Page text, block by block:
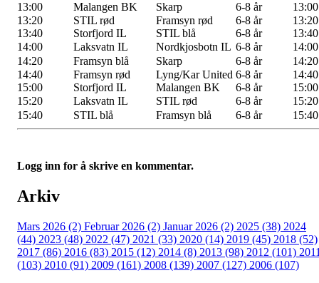
13:00
Malangen BK Skarp 6-8 år
13:00
13:20
STIL rød Framsyn rød 6-8 år
13:20
13:40
Storfjord IL STIL blå 6-8 år
13:40
14:00
Laksvatn IL Nordkjosbotn IL 6-8 år
14:00
14:20
Framsyn blå Skarp 6-8 år
14:20
14:40
Framsyn rød Lyng/Kar United 6-8 år
14:40
15:00
Storfjord IL Malangen BK 6-8 år
15:00
15:20
Laksvatn IL STIL rød 6-8 år
15:20
15:40
STIL blå Framsyn blå 6-8 år 15:40
Logg inn for å skrive en kommentar.
Arkiv
Mars 2026 (2) Februar 2026 (2) Januar 2026 (2) 2025 (38) 2024
(44) 2023 (48) 2022 (47) 2021 (33) 2020 (14) 2019 (45) 2018 (52)
2017 (86) 2016 (83) 2015 (12) 2014 (8) 2013 (98) 2012 (101)
(103) 2010 (91) 2009 (161) 2008 (139) 2007 (127) 2006 (107)